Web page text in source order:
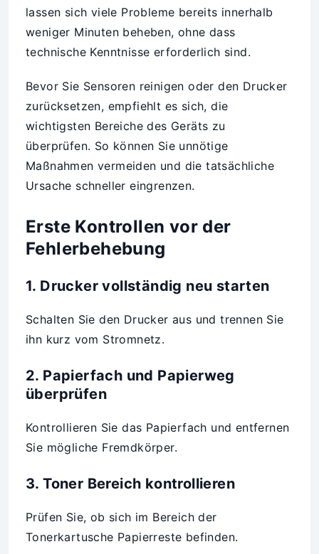
lassen sich viele Probleme bereits innerhalb
weniger Minuten beheben, ohne dass
technische Kenntnisse erforderlich sind.
Bevor Sie Sensoren reinigen oder den Drucker
zurücksetzen, empfiehlt es sich, die
wichtigsten Bereiche des Geräts zu
überprüfen. So können Sie unnötige
Maßnahmen vermeiden und die tatsächliche
Ursache schneller eingrenzen.
Erste Kontrollen vor der
Fehlerbehebung
1. Drucker vollständig neu starten
Schalten Sie den Drucker aus und trennen Sie
ihn kurz vom Stromnetz.
2. Papierfach und Papierweg
überprüfen
Kontrollieren Sie das Papierfach und entfernen
Sie mögliche Fremdkörper.
3. Toner Bereich kontrollieren
Prüfen Sie, ob sich im Bereich der
Tonerkartusche Papierreste befinden.